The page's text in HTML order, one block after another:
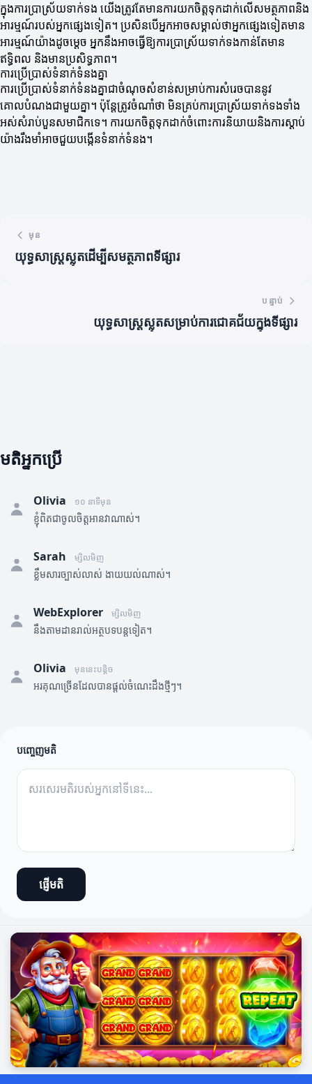
ក្នុងការប្រាស្រ័យទាក់ទង យើងត្រូវតែមានការយកចិត្តទុកដាក់លើសមត្ថភាពនិង
អារម្មណ៍របស់អ្នកផ្សេងទៀត។ ប្រសិនបើអ្នកអាចសម្គាល់ថាអ្នកផ្សេងទៀតមាន
អារម្មណ៍យ៉ាងដូចម្តេច អ្នកនឹងអាចធ្វើឱ្យការប្រាស្រ័យទាក់ទងកាន់តែមាន
ឥទ្ធិពល និងមានប្រសិទ្ធភាព។
ការប្រើប្រាស់ទំនាក់ទំនងគ្នា
ការប្រើប្រាស់ទំនាក់ទំនងគ្នាជាចំណុចសំខាន់សម្រាប់ការសំរេចបាននូវ
គោលបំណងជាមួយគ្នា។ ប៉ុន្តែត្រូវចំណាំថា មិនគ្រប់ការប្រាស្រ័យទាក់ទងទាំង
អស់សំរាប់បួនសមាជិកទេ។ ការយកចិត្តទុកដាក់ចំពោះការនិយាយនិងការស្ដាប់
យ៉ាងរឹងមាំអាចជួយបង្កើនទំនាក់ទំនង។
មុន
យុទ្ធសាស្រ្តស្លុតដើម្បីសមត្ថភាពទីផ្សារ
បន្ទាប់
យុទ្ធសាស្រ្តស្លុតសម្រាប់ការជោគជ័យក្នុងទីផ្សារ
មតិអ្នកប្រើ
Olivia ១០ នាទីមុន
ខ្ញុំពិតជាចូលចិត្តអានវាណាស់។
Sarah ម្សិលមិញ
ខ្លឹមសារច្បាស់លាស់ ងាយយល់ណាស់។
WebExplorer ម្សិលមិញ
នឹងតាមដានរាល់អត្ថបទបន្តទៀត។
Olivia មុននេះបន្តិច
អរគុណច្រើនដែលបានផ្តល់ចំណេះដឹងថ្មីៗ។
បញ្ចេញមតិ
ផ្ញើមតិ